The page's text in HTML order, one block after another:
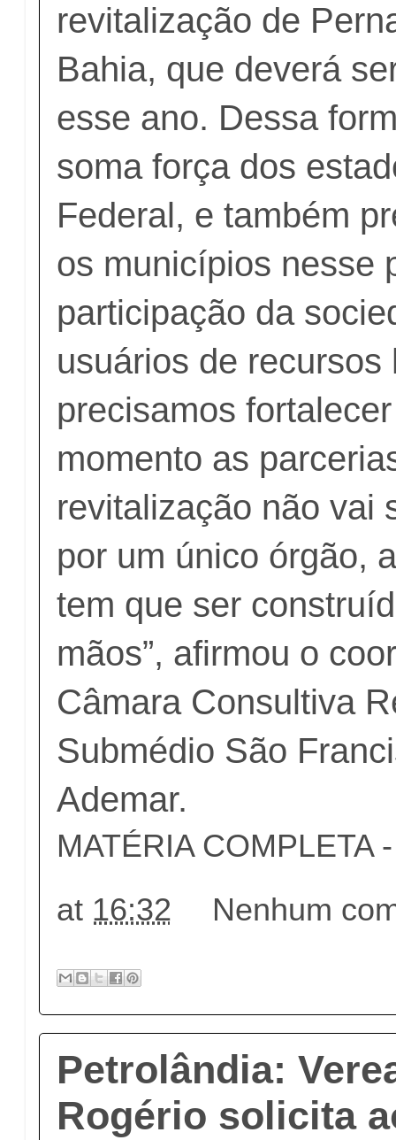
revitalização de
Bahia, que deverá
esse ano. Dessa
soma força dos
Federal, e também
os municípios nesse
participação da
usuários de
precisamos
momento as
revitalização não vai
por um único órgão,
tem que ser
mãos”, afirmou o
Câmara Consultiva
Submédio São
Ademar.
MATÉRIA COMPLETA
at 16:32 Nenhum
Petrolândia:
Rogério solicita